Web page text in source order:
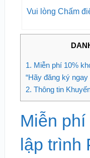
Vui lòng Chấm
1. Miễn phí 10%
“Hãy đăng ký
2. Thông tin
Miễn
lập trình